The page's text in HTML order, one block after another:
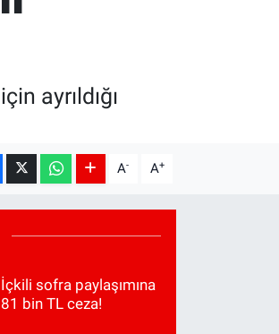
ayrıldığı
A- A+
İçkili sofra paylaşımına
81 bin TL ceza!